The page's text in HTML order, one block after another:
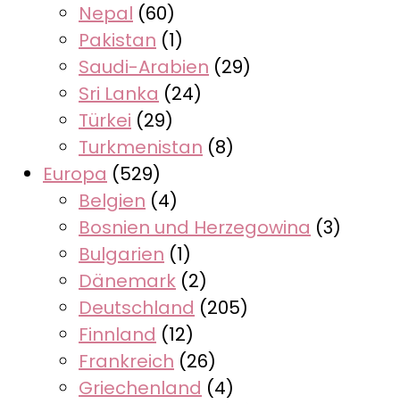
Nepal (60)
Pakistan (1)
Saudi-Arabien (29)
Sri Lanka (24)
Türkei (29)
Turkmenistan (8)
Europa (529)
Belgien (4)
Bosnien und Herzegowina (3)
Bulgarien (1)
Dänemark (2)
Deutschland (205)
Finnland (12)
Frankreich (26)
Griechenland (4)